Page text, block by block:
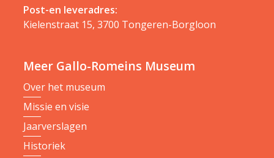
Post-en leveradres:
Kielenstraat 15, 3700 Tongeren-Borgloon
Meer Gallo-Romeins Museum
Over het museum
Missie en visie
Jaarverslagen
Historiek